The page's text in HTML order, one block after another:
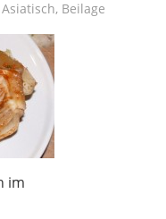
Asiatisch, Beilage
im